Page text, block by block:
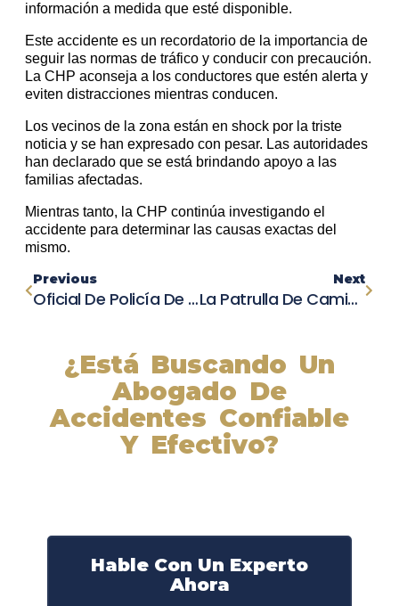
información a medida que esté disponible.
Este accidente es un recordatorio de la importancia de
seguir las normas de tráfico y conducir con precaución.
La CHP aconseja a los conductores que estén alerta y
eviten distracciones mientras conducen.
Los vecinos de la zona están en shock por la triste
noticia y se han expresado con pesar. Las autoridades
han declarado que se está brindando apoyo a las
familias afectadas.
Mientras tanto, la CHP continúa investigando el
accidente para determinar las causas exactas del
mismo.
Previous
Oficial De Policía De Colorado Se Declara Inocente Después De Que Una Mujer Detenida Resultara Herida Por Un Tren De Carga
Next
La Patrulla De Caminos De California Pide Ayuda Para Encontrar Al Conductor Involucrado En Un Accidente Mortal En Fallbrook
¿Está Buscando Un
Abogado De
Accidentes Confiable
Y Efectivo?
Hable Con Un Experto
Ahora